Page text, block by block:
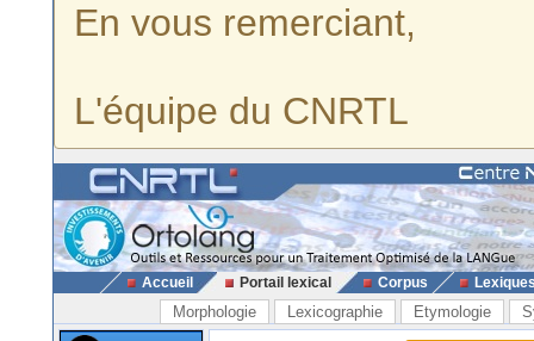
En vous remerciant,
L'équipe du CNRTL
Accueil Portail lexical Corpus
Morphologie Lexicographie Etymologie